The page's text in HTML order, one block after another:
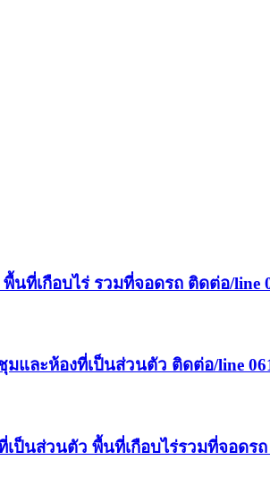
ที่เกือบไร่ รวมที่จอดรถ ติดต่อ/line
และห้องที่เป็นส่วนตัว ติดต่อ/line
นส่วนตัว พื้นที่เกือบไร่รวมที่จอดรถ